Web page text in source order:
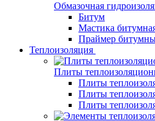
Обмазочная
Битум
Мастика
Праймер
Теплоизоляция
Плиты
Плиты
Плиты
Плиты